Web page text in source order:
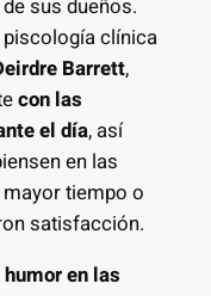
sus dueños.
clínica
Barrett,
con las
el día, así
en las
tiempo o
satisfacción.
en las